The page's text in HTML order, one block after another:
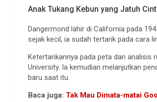
Anak Tukang Kebun yang Jatuh
Dangermond lahir di California pada
sejak kecil, ia sudah tertarik pada cara
Ketertarikannya pada peta dan
University. Ia kemudian melanjutkan
baru saat itu.
Baca juga: Tak Mau Dimata-matai